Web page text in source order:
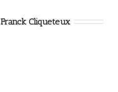
Franck Cliqueteux